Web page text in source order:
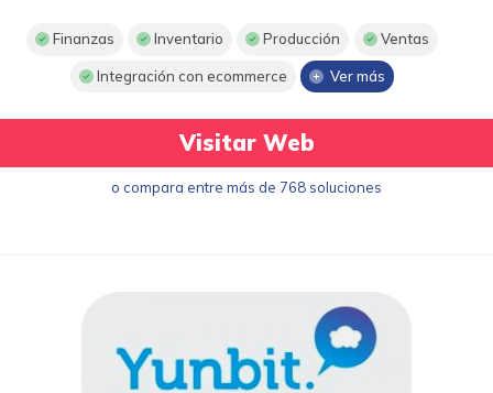
Finanzas Inventario Producción Ventas
Integración con ecommerce Ver más
Visitar Web
o compara entre más de 768 soluciones